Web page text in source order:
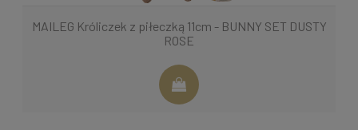
MAILEG Króliczek z piłeczką 11cm - BUNNY SET DUSTY
ROSE